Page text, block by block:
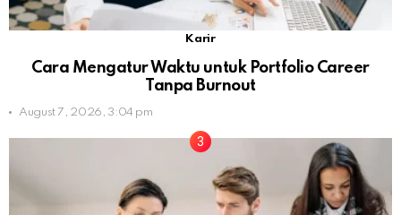
Karir
Cara Mengatur Waktu untuk Portfolio Career
Tanpa Burnout
August 7, 2026, 3:04 pm